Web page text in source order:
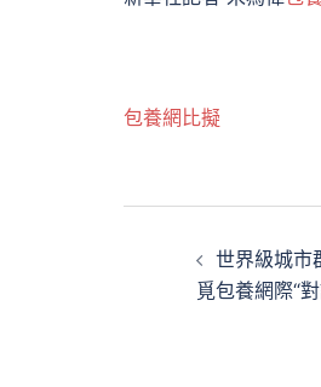
包養網比擬
世界級城市
覓包養網際“